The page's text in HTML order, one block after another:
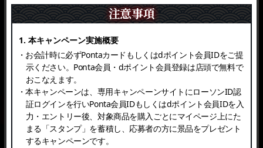
注意事項
1. 本キャンペーン実施概要
・お会計時に必ずPontaカードもしくはdポイント会員IDをご提
示ください。Ponta会員・dポイント会員登録は店頭で無料で
おこなえます。
・本キャンペーンは、専用キャンペーンサイトにローソンID認
証ログインを行いPonta会員IDもしくはdポイント会員IDを入
力・エントリー後、対象商品を購入ごとにマイページ上にた
まる「スタンプ」を蓄積し、応募者の方に景品をプレゼント
するキャンペーンです。